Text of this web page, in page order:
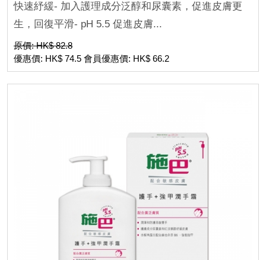
快速紓緩- 加入護理成分泛醇和尿囊素，促進皮膚更
生，回復平滑- pH 5.5 促進皮膚...
原價: HK$ 82.8
優惠價: HK$ 74.5 會員優惠價: HK$ 66.2